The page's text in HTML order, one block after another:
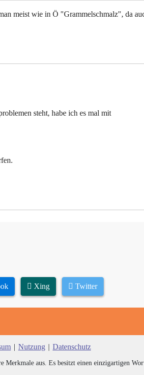
meist wie in Ö "Grammelschmalz", da
steht, habe ich es mal mit
Xing Twitter
| Nutzung | Datenschutz
Merkmale aus. Es besitzt einen einzigartigen